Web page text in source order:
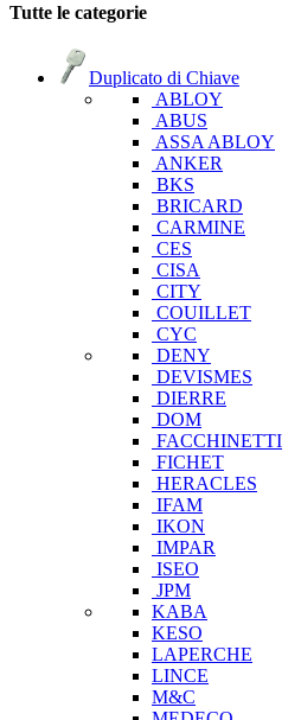
Tutte le categorie
Duplicato di Chiave
ABLOY
ABUS
ASSA ABLOY
ANKER
BKS
BRICARD
CARMINE
CES
CISA
CITY
COUILLET
CYC
DENY
DEVISMES
DIERRE
DOM
FACCHINETTI
FICHET
HERACLES
IFAM
IKON
IMPAR
ISEO
JPM
KABA
KESO
LAPERCHE
LINCE
M&C